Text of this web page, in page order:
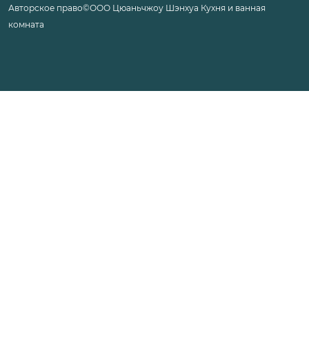
Авторское право©ООО Цюаньчжоу Шэнхуа Кухня и ванная
комната